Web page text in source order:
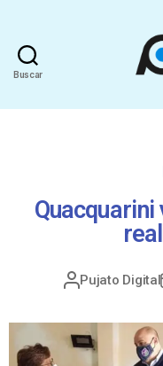
Buscar
Pujato Digital